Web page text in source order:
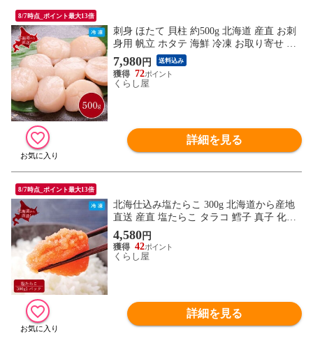
8/7時点_ポイント最大13倍
刺身 ほたて 貝柱 約500g 北海道 産直 お刺
身用 帆立 ホタテ 海鮮 冷凍 お取り寄せ グ
ルメ 夏ギフト 冬ギフト 同梱不可
7,980円 送料込み
72
くらし屋
詳細を見る
8/7時点_ポイント最大13倍
北海仕込み塩たらこ 300g 北海道から産地
直送 産直 塩たらこ タラコ 鱈子 真子 化粧
箱入り 1箱 産地直送 同梱不可
4,580円
42
くらし屋
詳細を見る